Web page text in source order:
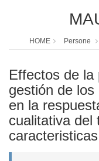
HOME Persone
Effectos de la
gestión de
en la
cualitativa del